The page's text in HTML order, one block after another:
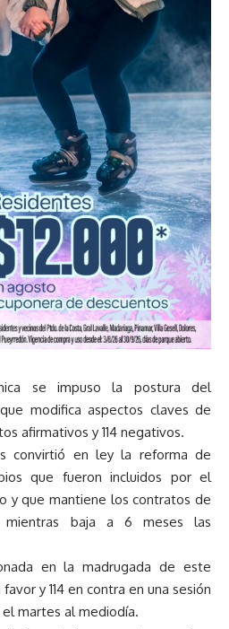
se impuso la postura del
modifica aspectos claves de
afirmativos y 114 negativos.
convirtió en ley la reforma de
que fueron incluidos por el
y que mantiene los contratos de
baja a 6 meses las
en la madrugada de este
y 114 en contra en una sesión
martes al mediodía.